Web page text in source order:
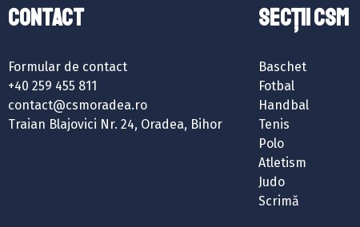
Contact
Formular de contact
+40 259 455 811
contact@csmoradea.ro
Traian Blajovici Nr. 24, Oradea, Bihor
SECȚII CSM
Baschet
Fotbal
Handbal
Tenis
Polo
Atletism
Judo
Scrimă